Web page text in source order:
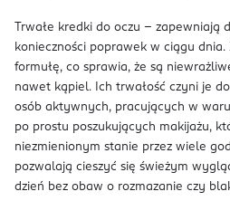
Trwałe kredki do oczu – zapewniają
konieczności poprawek w ciągu
formułę, co sprawia, że są
nawet kąpiel. Ich trwałość czyni je
osób aktywnych, pracujących w
po prostu poszukujących makijażu,
niezmienionym stanie przez wiele
pozwalają cieszyć się świeżym
dzień bez obaw o rozmazanie czy